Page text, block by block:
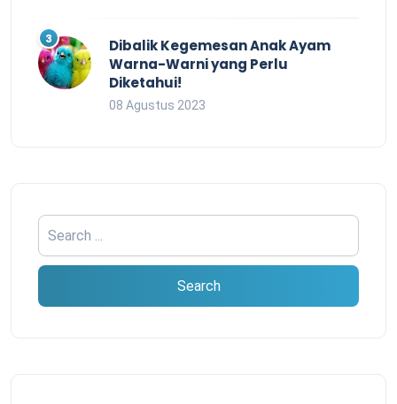
Dibalik Kegemesan Anak Ayam
Warna-Warni yang Perlu
Diketahui!
08 Agustus 2023